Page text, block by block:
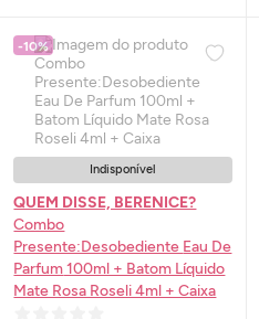
-10%
Indisponível
QUEM DISSE, BERENICE?
Combo
Presente:Desobediente Eau De
Parfum100ml + Batom Líquido
Mate Rosa Roseli 4ml + Caixa